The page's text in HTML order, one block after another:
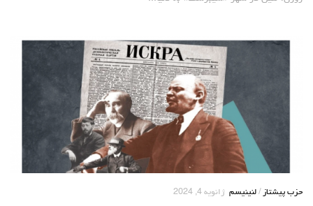
حزب پیشتاز / لنینیسم ژانویه 4, 2024